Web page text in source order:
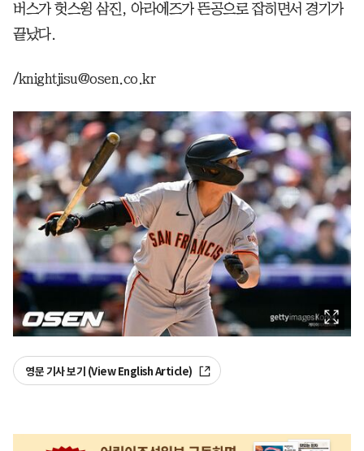
버스가 헛스윙 삼진, 아라에즈가 뜬공으로 잡히면서 경기가
끝났다.
/knightjisu@osen.co.kr
영문 기사 보기 (View English Article)